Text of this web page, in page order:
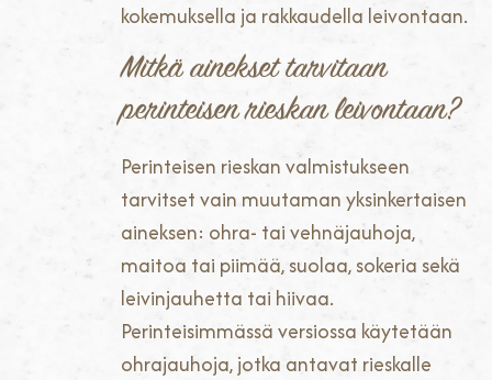
kokemuksella ja rakkaudella leivontaan.
Mitkä ainekset tarvitaan
perinteisen rieskan leivontaan?
Perinteisen rieskan valmistukseen
tarvitset vain muutaman yksinkertaisen
aineksen: ohra- tai vehnäjauhoja,
maitoa tai piimää, suolaa, sokeria sekä
leivinjauhetta tai hiivaa.
Perinteisimmässä versiossa käytetään
ohrajauhoja, jotka antavat rieskalle